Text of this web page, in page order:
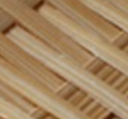
関
日
繁